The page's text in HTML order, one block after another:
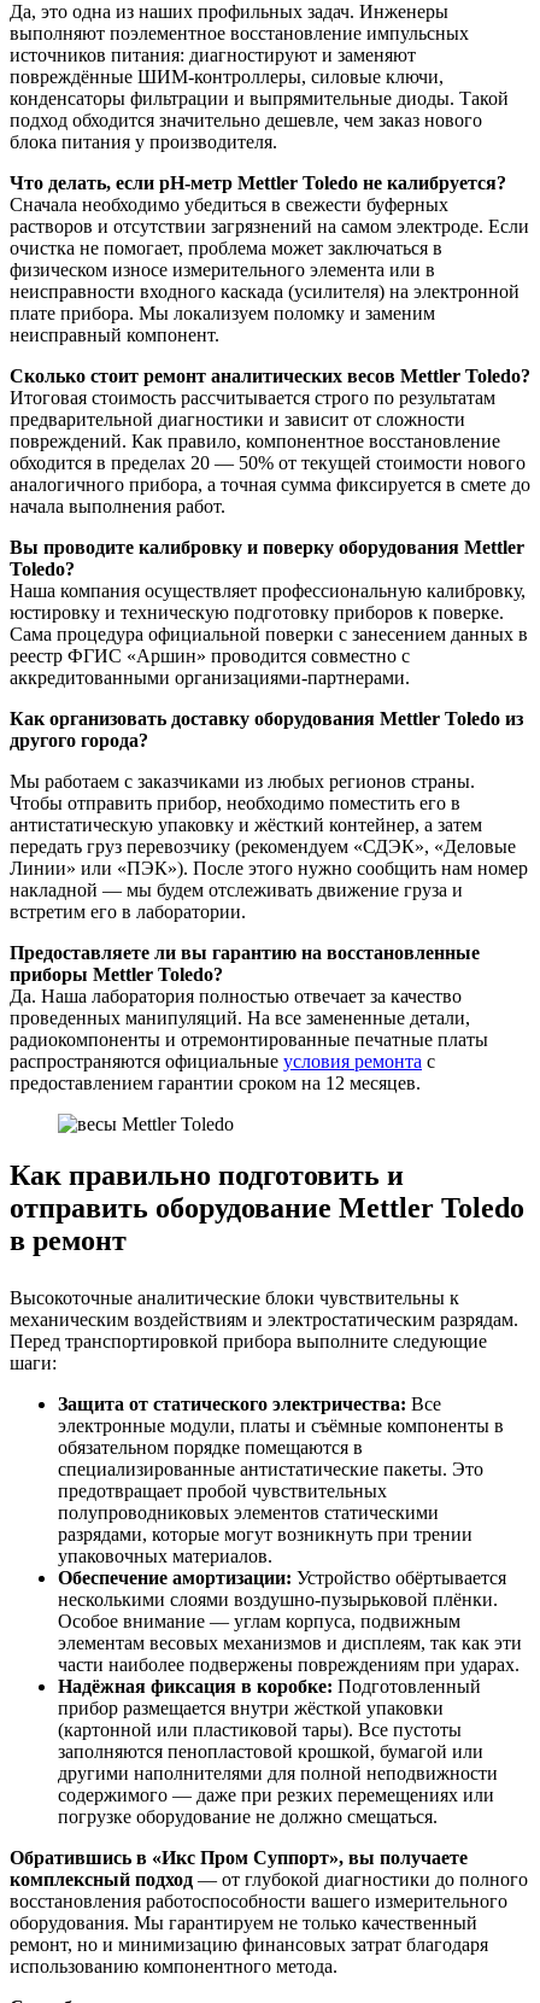
Да, это одна из наших профильных задач. Инженеры
выполняют поэлементное восстановление импульсных
источников питания: диагностируют и заменяют
повреждённые ШИМ-контроллеры, силовые ключи,
конденсаторы фильтрации и выпрямительные диоды. Такой
подход обходится значительно дешевле, чем заказ нового
блока питания у производителя.
Что делать, если pH-метр Mettler Toledo не калибруется?
Сначала необходимо убедиться в свежести буферных
растворов и отсутствии загрязнений на самом электроде. Если
очистка не помогает, проблема может заключаться в
физическом износе измерительного элемента или в
неисправности входного каскада (усилителя) на электронной
плате прибора. Мы локализуем поломку и заменим
неисправный компонент.
Сколько стоит ремонт аналитических весов Mettler Toledo?
Итоговая стоимость рассчитывается строго по результатам
предварительной диагностики и зависит от сложности
повреждений. Как правило, компонентное восстановление
обходится в пределах 20 — 50% от текущей стоимости нового
аналогичного прибора, а точная сумма фиксируется в смете до
начала выполнения работ.
Вы проводите калибровку и поверку оборудования Mettler
Toledo?
Наша компания осуществляет профессиональную калибровку,
юстировку и техническую подготовку приборов к поверке.
Сама процедура официальной поверки с занесением данных в
реестр ФГИС «Аршин» проводится совместно с
аккредитованными организациями-партнерами.
Как организовать доставку оборудования Mettler Toledo из
другого города?
Мы работаем с заказчиками из любых регионов страны.
Чтобы отправить прибор, необходимо поместить его в
антистатическую упаковку и жёсткий контейнер, а затем
передать груз перевозчику (рекомендуем «СДЭК», «Деловые
Линии» или «ПЭК»). После этого нужно сообщить нам номер
накладной — мы будем отслеживать движение груза и
встретим его в лаборатории.
Предоставляете ли вы гарантию на восстановленные
приборы Mettler Toledo?
Да. Наша лаборатория полностью отвечает за качество
проведенных манипуляций. На все замененные детали,
радиокомпоненты и отремонтированные печатные платы
распространяются официальные условия ремонта с
предоставлением гарантии сроком на 12 месяцев.
Как правильно подготовить и
отправить оборудование Mettler Toledo
в ремонт
Высокоточные аналитические блоки чувствительны к
механическим воздействиям и электростатическим разрядам.
Перед транспортировкой прибора выполните следующие
шаги:
Защита от статического электричества: Все
электронные модули, платы и съёмные компоненты в
обязательном порядке помещаются в
специализированные антистатические пакеты. Это
предотвращает пробой чувствительных
полупроводниковых элементов статическими
разрядами, которые могут возникнуть при трении
упаковочных материалов.
Обеспечение амортизации: Устройство обёртывается
несколькими слоями воздушно-пузырьковой плёнки.
Особое внимание — углам корпуса, подвижным
элементам весовых механизмов и дисплеям, так как эти
части наиболее подвержены повреждениям при ударах.
Надёжная фиксация в коробке: Подготовленный
прибор размещается внутри жёсткой упаковки
(картонной или пластиковой тары). Все пустоты
заполняются пенопластовой крошкой, бумагой или
другими наполнителями для полной неподвижности
содержимого — даже при резких перемещениях или
погрузке оборудование не должно смещаться.
Обратившись в «Икс Пром Суппорт», вы получаете
комплексный подход — от глубокой диагностики до полного
восстановления работоспособности вашего измерительного
оборудования. Мы гарантируем не только качественный
ремонт, но и минимизацию финансовых затрат благодаря
использованию компонентного метода.